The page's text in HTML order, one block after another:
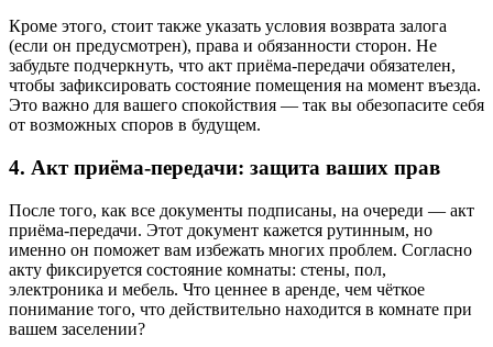
Кроме этого, стоит также указать условия возврата залога
(если он предусмотрен), права и обязанности сторон. Не
забудьте подчеркнуть, что акт приёма-передачи обязателен,
чтобы зафиксировать состояние помещения на момент въезда.
Это важно для вашего спокойствия — так вы обезопасите себя
от возможных споров в будущем.
4. Акт приёма-передачи: защита ваших прав
После того, как все документы подписаны, на очереди — акт
приёма-передачи. Этот документ кажется рутинным, но
именно он поможет вам избежать многих проблем. Согласно
акту фиксируется состояние комнаты: стены, пол,
электроника и мебель. Что ценнее в аренде, чем чёткое
понимание того, что действительно находится в комнате при
вашем заселении?